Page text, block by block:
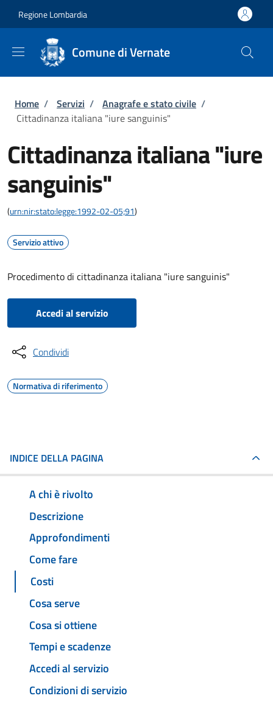
Regione Lombardia
Comune di Vernate
Briciole di pane
Home / Servizi / Anagrafe e stato civile /
Cittadinanza italiana "iure sanguinis"
Cittadinanza italiana "iure
sanguinis"
(urn:nir:stato:legge:1992-02-05;91)
Servizio attivo
Procedimento di cittadinanza italiana "iure sanguinis"
Accedi al servizio
Condividi
Normativa di riferimento
INDICE DELLA PAGINA
A chi è rivolto
Descrizione
Approfondimenti
Come fare
Costi
Cosa serve
Cosa si ottiene
Tempi e scadenze
Accedi al servizio
Condizioni di servizio